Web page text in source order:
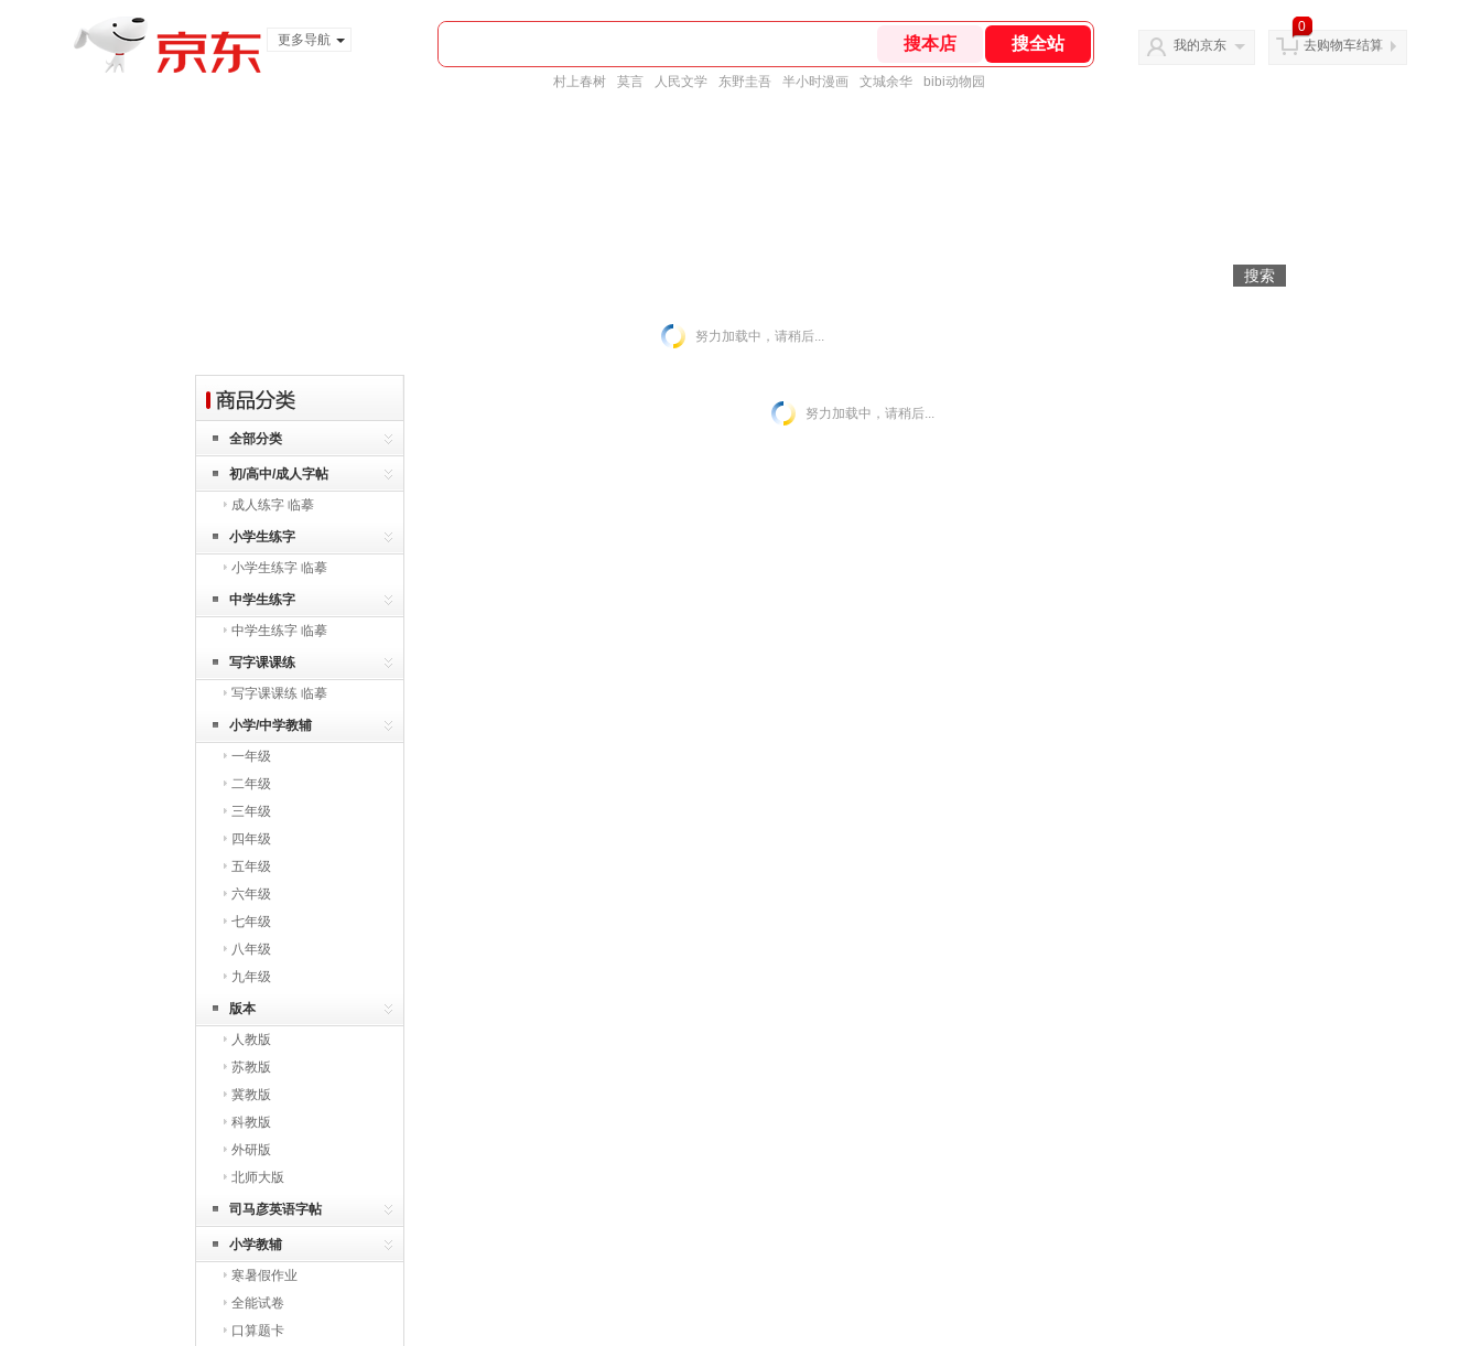
更多导航
村上春树 莫言 人民文学 东野圭吾 半小时漫画 文城余华 bibi动物园
我的京东
0
去购物车结算
努力加载中，请稍后...
全部分类
初/高中/成人字帖
成人练字 临摹
小学生练字
小学生练字 临摹
中学生练字
中学生练字 临摹
写字课课练
写字课课练 临摹
小学/中学教辅
一年级
二年级
三年级
四年级
五年级
六年级
七年级
八年级
九年级
版本
人教版
苏教版
冀教版
科教版
外研版
北师大版
司马彦英语字帖
小学教辅
寒暑假作业
全能试卷
口算题卡
努力加载中，请稍后...